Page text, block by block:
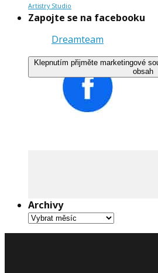
Artistry Studio
Zapojte se na facebooku
Dreamteam
Klepnutím přijměte marketingové
obsah
Archivy
Archivy